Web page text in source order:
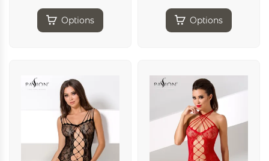
Options Options